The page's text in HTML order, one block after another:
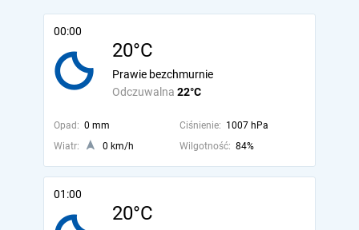
00:00
20°C
Odczuwalna 22°C
Prawie bezchmurnie
Opad: 0 mm Ciśnienie: 1007 hPa
Wiatr:
0 km/h Wilgotność: 84%
01:00
20°C